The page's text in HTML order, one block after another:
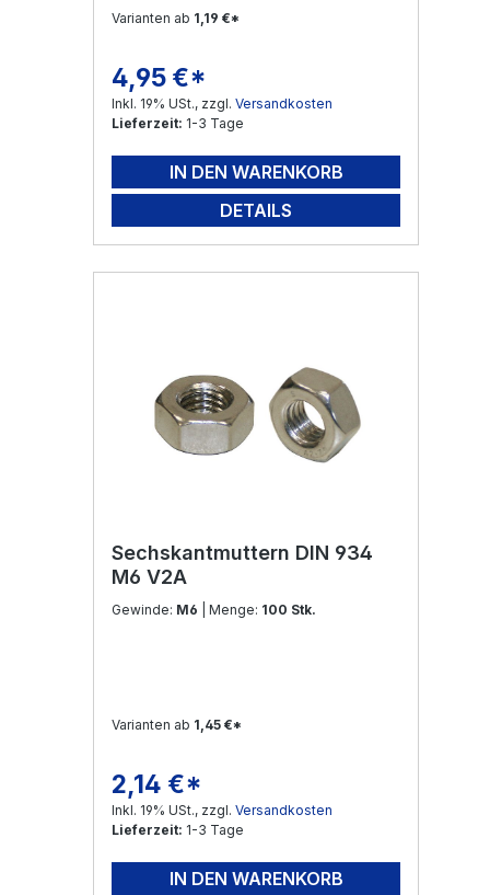
Varianten ab 1,19 €*
Regulärer Preis:
4,95 €*
Inkl. 19% USt., zzgl. Versandkosten
Lieferzeit: 1-3 Tage
IN DEN WARENKORB
DETAILS
Sechskantmuttern DIN 934
M6 V2A
Gewinde: M6 | Menge: 100 Stk.
Varianten ab 1,45 €*
Regulärer Preis:
2,14 €*
Inkl. 19% USt., zzgl. Versandkosten
Lieferzeit: 1-3 Tage
IN DEN WARENKORB